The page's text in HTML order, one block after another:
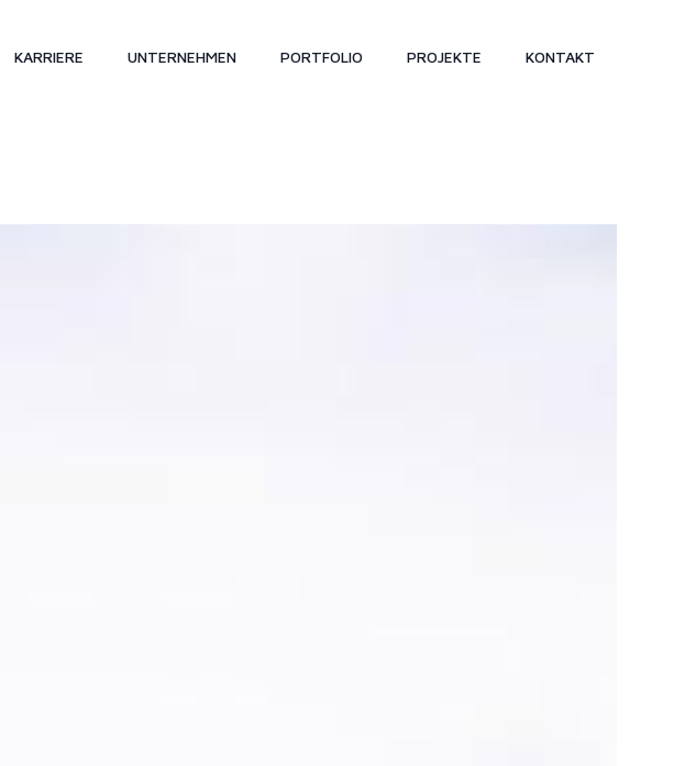
KARRIERE UNTERNEHMEN PORTFOLIO PROJEKTE KONTAKT